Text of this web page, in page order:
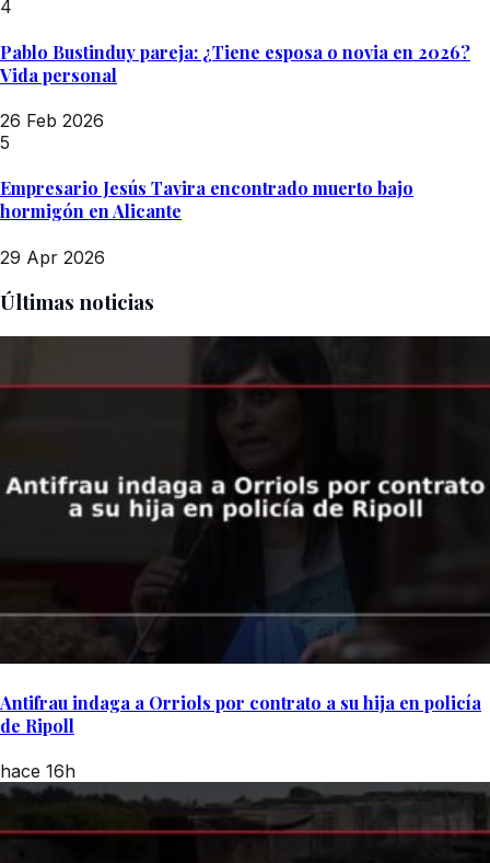
4
Pablo Bustinduy pareja: ¿Tiene esposa o novia en 2026?
Vida personal
26 Feb 2026
5
Empresario Jesús Tavira encontrado muerto bajo
hormigón en Alicante
29 Apr 2026
Últimas noticias
Antifrau indaga a Orriols por contrato a su hija en policía
de Ripoll
hace 16h